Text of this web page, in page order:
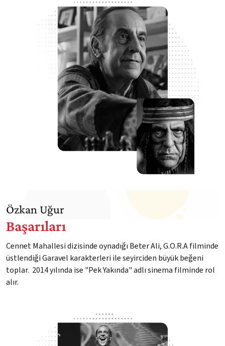
Özkan Uğur
Başarıları
Cennet Mahallesi dizisinde oynadığı Beter Ali, G.O.R.A filminde
üstlendiği Garavel karakterleri ile seyirciden büyük beğeni
toplar. 2014 yılında ise "Pek Yakında" adlı sinema filminde rol
alır.